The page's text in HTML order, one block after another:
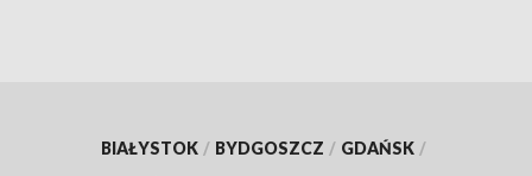
BIAŁYSTOK / BYDGOSZCZ / GDAŃSK /